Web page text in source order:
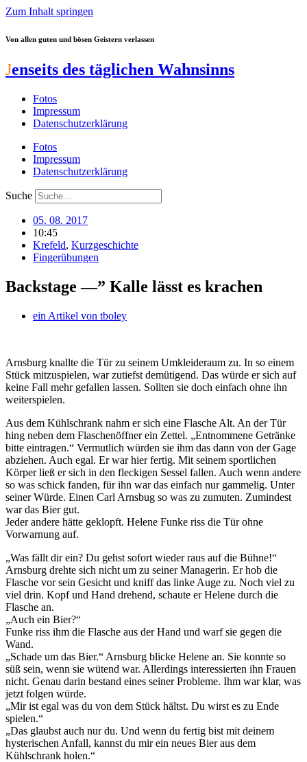
Zum Inhalt springen
Von allen guten und bösen Geistern verlassen
Jenseits des täglichen Wahnsinns
Fotos
Impressum
Datenschutzerklärung
Fotos
Impressum
Datenschutzerklärung
Suche
05. 08. 2017
10:45
Krefeld, Kurzgeschichte
Fingerübungen
Backstage —” Kalle lässt es krachen
ein Artikel von tboley
Arnsburg knallte die Tür zu seinem Umkleideraum zu. In so einem
Stück mitzuspielen, war zutiefst demütigend. Das würde er sich auf
keine Fall mehr gefallen lassen. Sollten sie doch einfach ohne ihn
weiterspielen.
Aus dem Kühlschrank nahm er sich eine Flasche Alt. An der Tür
hing neben dem Flaschenöffner ein Zettel. „Entnommene Getränke
bitte eintragen.“ Vermutlich würden sie ihm das dann von der Gage
abziehen. Auch egal. Er war hier fertig. Mit seinem sportlichen
Körper ließ er sich in den fleckigen Sessel fallen. Auch wenn andere
so was schick fanden, für ihn war das einfach nur gammelig. Unter
seiner Würde. Einen Carl Arnsbug so was zu zumuten. Zumindest
war das Bier gut.
Jeder andere hätte geklopft. Helene Funke riss die Tür ohne
Vorwarnung auf.
„Was fällt dir ein? Du gehst sofort wieder raus auf die Bühne!“
Arnsburg drehte sich nicht um zu seiner Managerin. Er hob die
Flasche vor sein Gesicht und kniff das linke Auge zu. Noch viel zu
viel drin. Kopf und Hand drehend, schaute er Helene durch die
Flasche an.
„Auch ein Bier?“
Funke riss ihm die Flasche aus der Hand und warf sie gegen die
Wand.
„Schade um das Bier.“ Arnsburg blicke Helene an. Sie konnte so
süß sein, wenn sie wütend war. Allerdings interessierten ihn Frauen
nicht. Genau darin bestand eines seiner Probleme. Ihm war klar, was
jetzt folgen würde.
„Mir ist egal was du von dem Stück hältst. Du wirst es zu Ende
spielen.“
„Das glaubst auch nur du. Und wenn du fertig bist mit deinem
hysterischen Anfall, kannst du mir ein neues Bier aus dem
Kühlschrank holen.“